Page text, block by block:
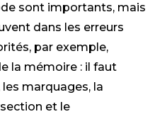
sont importants, mais
dans les erreurs
par exemple,
la mémoire : il faut
marquages, la
et le